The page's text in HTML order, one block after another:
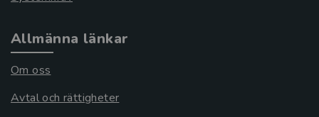
Allmänna länkar
Om oss
Avtal och rättigheter